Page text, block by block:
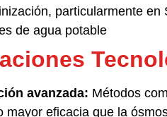
particularmente
de agua potable
avanzada: Métodos
mayor eficacia que la